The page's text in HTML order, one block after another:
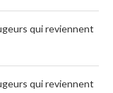
qui reviennent
qui reviennent